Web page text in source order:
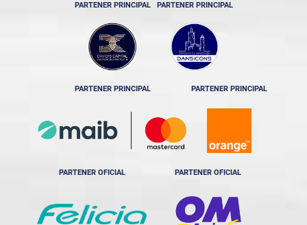
PARTENER PRINCIPAL PARTENER PRINCIPAL
PARTENER PRINCIPAL PARTENER PRINCIPAL
PARTENER OFICIAL PARTENER OFICIAL